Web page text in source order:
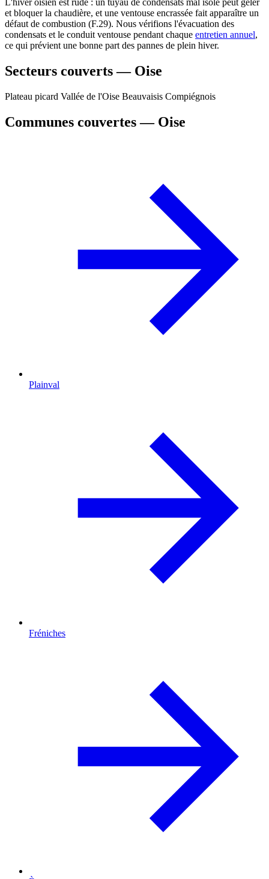
et bloquer la chaudière, et une ventouse encrassée fait apparaître un
défaut de combustion (F.29). Nous vérifions l'évacuation des
condensats et le conduit ventouse pendant chaque entretien annuel,
ce qui prévient une bonne part des pannes de plein hiver.
Secteurs couverts — Oise
Plateau picard Vallée de l'Oise Beauvaisis Compiégnois
Communes couvertes — Oise
Plainval
Fréniches